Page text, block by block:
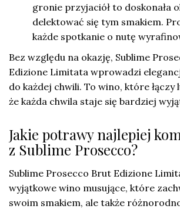
gronie przyjaciół to doskonała
delektować się tym smakiem.
każde spotkanie o nutę
Bez względu na okazję, Sublime
Edizione Limitata wprowadzi
do każdej chwili. To wino, które łączy
że każda chwila staje się bardziej
Jakie potrawy najlepiej
z Sublime Prosecco?
Sublime Prosecco Brut Edizione
wyjątkowe wino musujące, które
swoim smakiem, ale także